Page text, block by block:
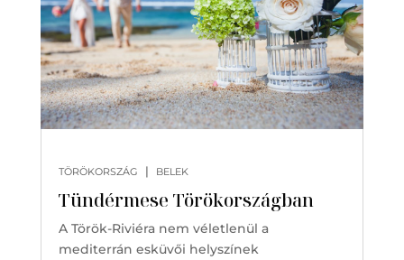
Tündérmese Törökországban
TÖRÖKORSZÁG | BELEK
A Török-Riviéra nem véletlenül a
mediterrán esküvői helyszínek